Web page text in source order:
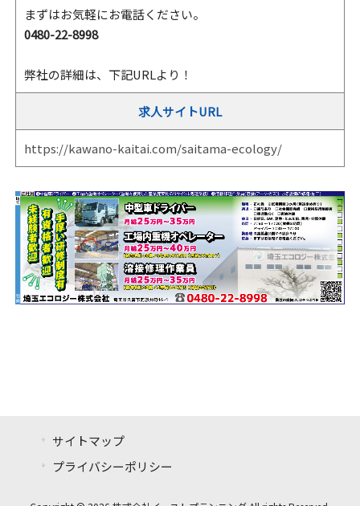
まずはお気軽にお電話ください。
0480-22-8998
弊社の詳細は、下記URLより！
求人サイトURL
https://kawano-kaitai.com/saitama-ecology/
サイトマップ
プライバシーポリシー